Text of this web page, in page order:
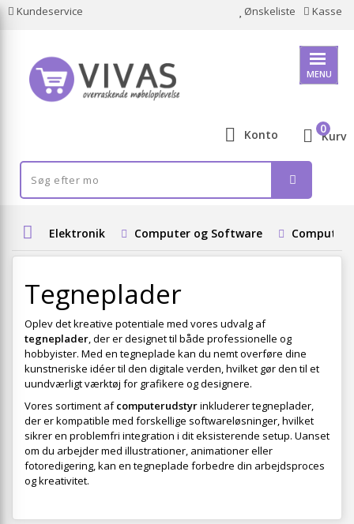
Kundeservice Ønskeliste Kasse
MENU
Konto Kurv
0
Elektronik Computer og Software
Tegneplader
Oplev det kreative potentiale med vores udvalg af
tegneplader, der er designet til både professionelle og
hobbyister. Med en tegneplade kan du nemt overføre dine
kunstneriske idéer til den digitale verden, hvilket gør den til et
uundværligt værktøj for grafikere og designere.
Vores sortiment afcomputerudstyrinkluderer tegneplader,
der er kompatible med forskellige softwareløsninger, hvilket
sikrer en problemfri integration i dit eksisterende setup. Uanset
om du arbejder med illustrationer, animationer eller
fotoredigering, kan en tegneplade forbedre din arbejdsproces
og kreativitet.